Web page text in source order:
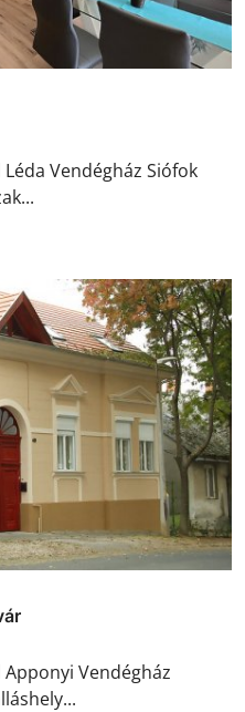
Vendégház Siófok
Vendégház